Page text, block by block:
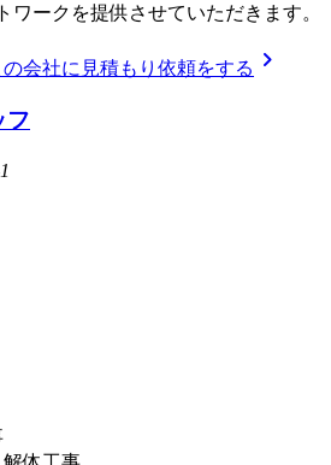
ワークを提供させていただきます。
の会社に見積もり依頼をする chevron_right
フ